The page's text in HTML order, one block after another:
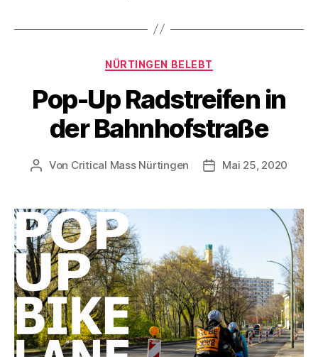
Kategorien
NÜRTINGEN BELEBT
Pop-Up Radstreifen in
der Bahnhofstraße
Beitragsautor
Von Critical Mass Nürtingen Mai 25, 2020